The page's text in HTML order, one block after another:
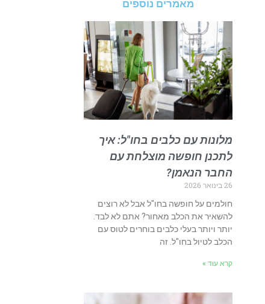
מאמרים נוספים
מלונות עם כלבים בחו"ל: איך
לתכנן חופשה מוצלחת עם
החבר הנאמן?
26 בינואר 2026
חולמים על חופשה בחו"ל אבל לא רוצים
להשאיר את הכלב מאחור? אתם לא לבד.
יותר ויותר בעלי כלבים בוחרים לטוס עם
הכלב לטיול בחו"ל. זה
קרא עוד »